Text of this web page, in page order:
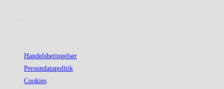
Handelsbetingelser
Persondatapolitik
Cookies